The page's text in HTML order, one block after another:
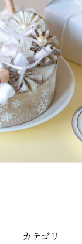
カテゴリ